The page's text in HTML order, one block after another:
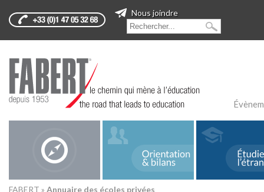
Nous joindre
FABERT » Annuaire des écoles privées